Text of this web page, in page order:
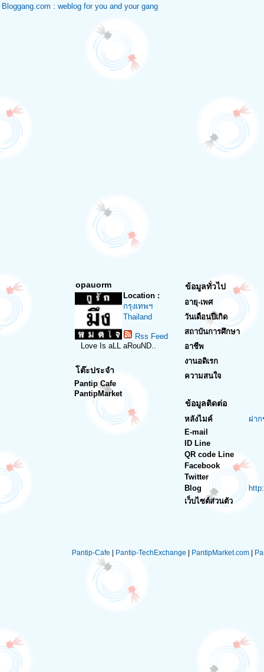
Bloggang.com : weblog for you and your gang
opauorm
Location :
กรุงเทพฯ
Thailand
Rss Feed
Love Is aLL aRouND..
โต๊ะประจำ
Pantip Cafe
PantipMarket
ข้อมูลทั่วไป
อายุ-เพศ
วันเดือนปีเกิด
สถาบันการศึกษา
อาชีพ
งานอดิเรก
ความสนใจ
ข้อมูลติดต่อ
หลังไมค์
ฝา
E-mail
ID Line
QR code Line
Facebook
Twitter
Blog
เว็บไซต์ส่วนตัว
Pantip-Cafe Pantip-TechExchange PantipMarket.com|